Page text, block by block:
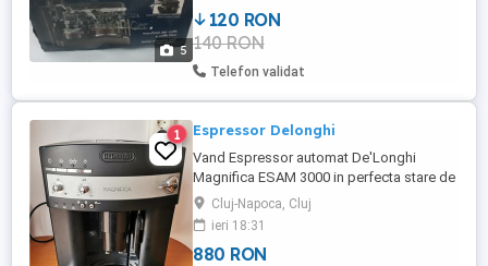
5
120 RON
140 RON
Telefon validat
1 Espressor Delonghi
Vand Espressor automat De'Longhi
Magnifica ESAM 3000 in perfecta stare de
functionare . Pret 880 lei
Cluj-Napoca, Cluj
ieri 18:31
880 RON